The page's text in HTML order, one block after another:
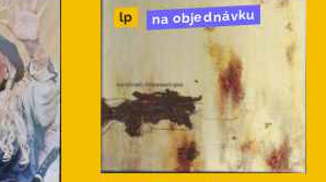
lp na objednávku